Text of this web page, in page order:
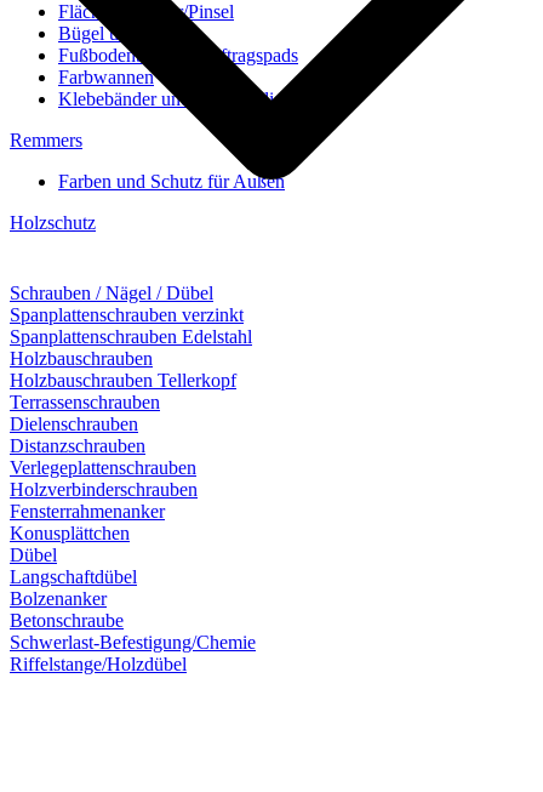
Flächenstreicher/Pinsel
Bügel und Rollen
Fußbodenbürsten/Auftragspads
Farbwannen
Klebebänder und Abdeckvlies
Remmers
Farben und Schutz für Außen
Holzschutz
Schrauben / Nägel / Dübel
Spanplattenschrauben verzinkt
Spanplattenschrauben Edelstahl
Holzbauschrauben
Holzbauschrauben Tellerkopf
Terrassenschrauben
Dielenschrauben
Distanzschrauben
Verlegeplattenschrauben
Holzverbinderschrauben
Fensterrahmenanker
Konusplättchen
Dübel
Langschaftdübel
Bolzenanker
Betonschraube
Schwerlast-Befestigung/Chemie
Riffelstange/Holzdübel